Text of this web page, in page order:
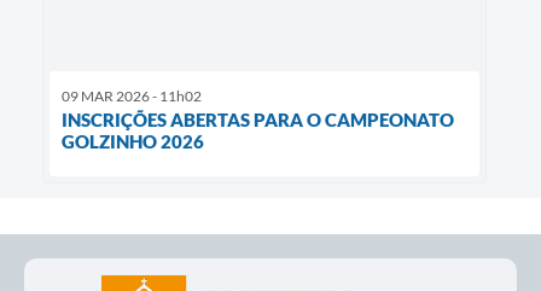
09 MAR 2026 - 11h02
INSCRIÇÕES ABERTAS PARA O CAMPEONATO
GOLZINHO 2026